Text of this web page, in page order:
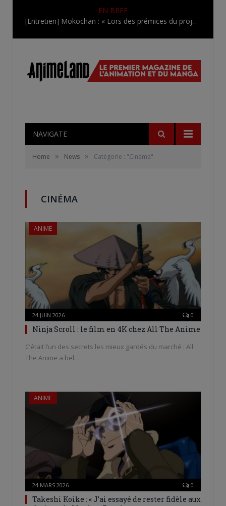
EN BREF
[Entretien] Mokochan : « Lors des prémices du projet, il était déjà demandé de suivre au mieux le manga originel.»
NAVIGATE
Home » News » Catégorie : "Cinéma"
CINÉMA
ANIME
24 JUIN 2026 0
Ninja Scroll : le film en 4K chez All The Anime
C’était l’un des secrets les mieux gardés du marché : All
The Anime a bel…
ANIME
24 MARS 2026 0
Takeshi Koike : « J’ai essayé de rester fidèle aux